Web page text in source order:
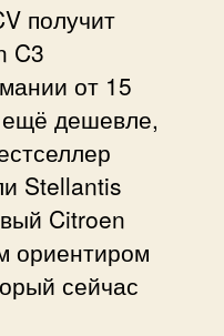
получит
C3
от 15
дешевле,
Stellantis
Citroen
ориентиром
сейчас